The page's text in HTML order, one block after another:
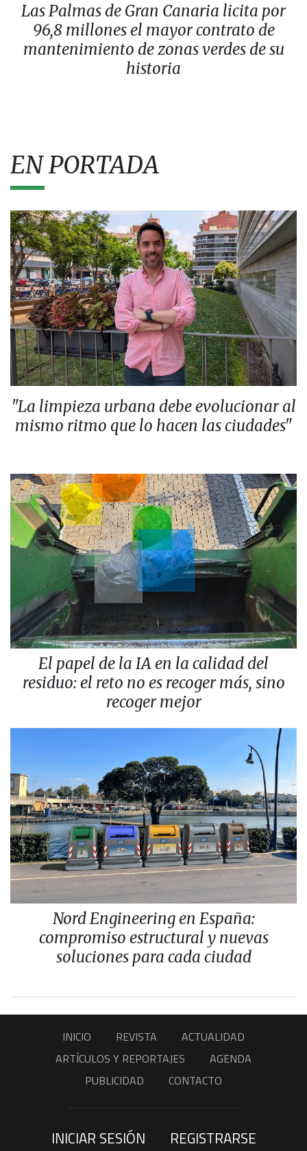
Las Palmas de Gran Canaria licita por
96,8 millones el mayor contrato de
mantenimiento de zonas verdes de su
historia
EN PORTADA
"La limpieza urbana debe evolucionar al
mismo ritmo que lo hacen las ciudades"
El papel de la IA en la calidad del
residuo: el reto no es recoger más, sino
recoger mejor
Nord Engineering en España:
compromiso estructural y nuevas
soluciones para cada ciudad
INICIO REVISTA
ACTUALIDAD
ARTÍCULOS Y REPORTAJES
AGENDA
PUBLICIDAD
CONTACTO
INICIAR SESIÓN REGISTRARSE